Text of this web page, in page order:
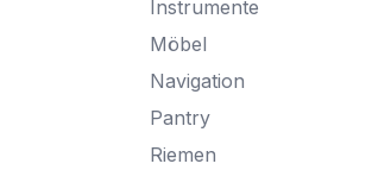
Instrumente
Möbel
Navigation
Pantry
Riemen